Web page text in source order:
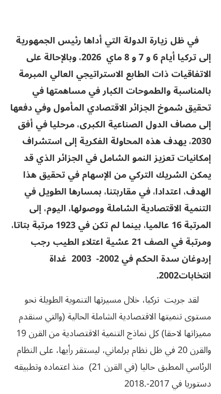
في ظل زيارة الدولة التي أداها رئيس الجمهورية
إلى تركيا أيام 6 و 7 و 8 ماي 2026، وبالإحالة على
الاتفاقيات ذات الطابع الاستراتيجي العالي المبرمة
بالمناسبة والطموحات الكبار في مساهمتها في
تحقيق شموخ الجزائر الاقتصادي المأمول وفي دفعها
إلى مصاف الدول الصناعية الكبرى، مرحليا في أفق
2030، يهدف هذه المحاولة الفكرية إلى استشراف
إمكانيات تعزيز النمو الشامل في الجزائر الذي قد
يمكن الشريك التركي من الإسهام في تحقيق هذا
الهدف، اعتدادا، في مقاربتنا، بمسارها الطويل في
التنمية الاقتصادية الشاملة ووصولها، اليوم، إلى
المرتبة 16 عالميا، بينما لم تكن في 1923 مرتبة بتاتا،
ومرتبة في الصف 21 عشية اعتلاء الطيب رجب
إردوغان سدة الحكم في 2002- 2003 غداة
انتخابات2002.
لقد جربت تركيا، خلال مسيرتها التنموية الطويلة نحو
مستوى تنميتها الاقتصادية الشاملة الحالية (والتي سنقدم
مميزاتها لاحقا) كل نماذج التنمية الاقتصادية من القرن 19
والقرن 20 في ظل نظام برلماني، ليستقر رأيها، على النظام
الرئاسي المطبق حاليا (في القرن 21) منذ اعتماده وتطبيقه
دستوريا في 2017-.2018